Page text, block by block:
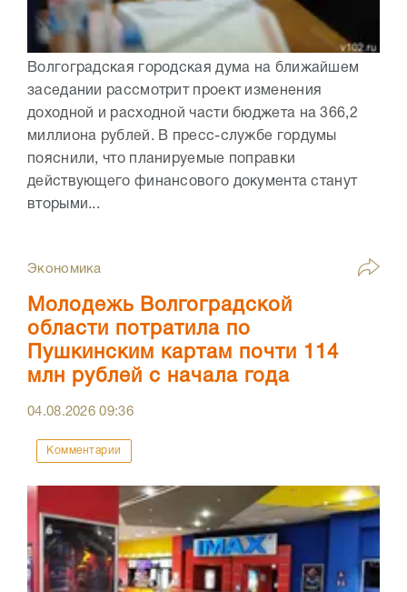
Волгоградская городская дума на ближайшем
заседании рассмотрит проект изменения
доходной и расходной части бюджета на 366,2
миллиона рублей. В пресс-службе гордумы
пояснили, что планируемые поправки
действующего финансового документа станут
вторыми...
Экономика
Молодежь Волгоградской
области потратила по
Пушкинским картам почти 114
млн рублей с начала года
04.08.202609:36
Комментарии